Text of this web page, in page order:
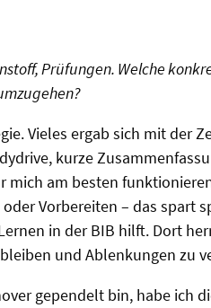
Prüfungen. Welche
Vieles ergab sich mit der
kurze
mich am besten
Vorbereiten – das spart
in der BIB hilft. Dort
und Ablenkungen zu
gependelt bin, habe ich